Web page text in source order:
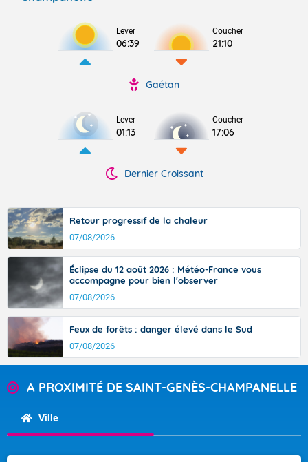
Lever
06:39
Coucher
21:10
Gaétan
Lever
01:13
Coucher
17:06
Dernier Croissant
Retour progressif de la chaleur
07/08/2026
Éclipse du 12 août 2026 : Météo-France vous
accompagne pour bien l'observer
07/08/2026
Feux de forêts : danger élevé dans le Sud
07/08/2026
A PROXIMITÉ DE SAINT-GENÈS-CHAMPANELLE
Ville